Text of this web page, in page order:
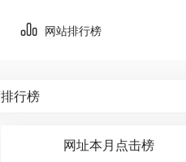
网站排行榜
行榜
网址本月点击榜